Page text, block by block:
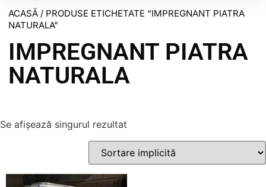
ACASĂ/ PRODUSE ETICHETATE “IMPREGNANT PIATRA
NATURALA”
IMPREGNANT PIATRA
NATURALA
Se afișează singurul rezultat